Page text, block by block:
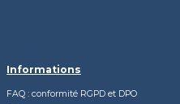
Informations
FAQ : conformité RGPD et DPO